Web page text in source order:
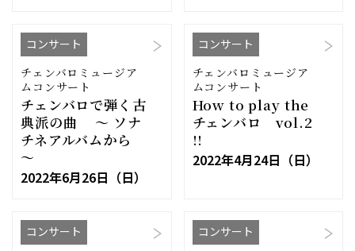
コンサート
チェンバロミュージア
ムコンサート
チェンバロで弾く古
典派の曲 〜 ソナ
チネアルバムから
〜
2022年6月26日（日）
コンサート
チェンバロミュージア
ムコンサート
How to play the
チェンバロ vol.2
!!
2022年4月24日（日）
コンサート
コンサート